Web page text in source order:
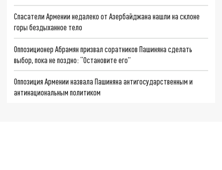
Спасатели Армении недалеко от Азербайджана нашли на склоне
горы бездыханное тело
Оппозиционер Абрамян призвал соратников Пашиняна сделать
выбор, пока не поздно: “Остановите его”
Оппозиция Армении назвала Пашиняна антигосударственным и
антинациональным политиком